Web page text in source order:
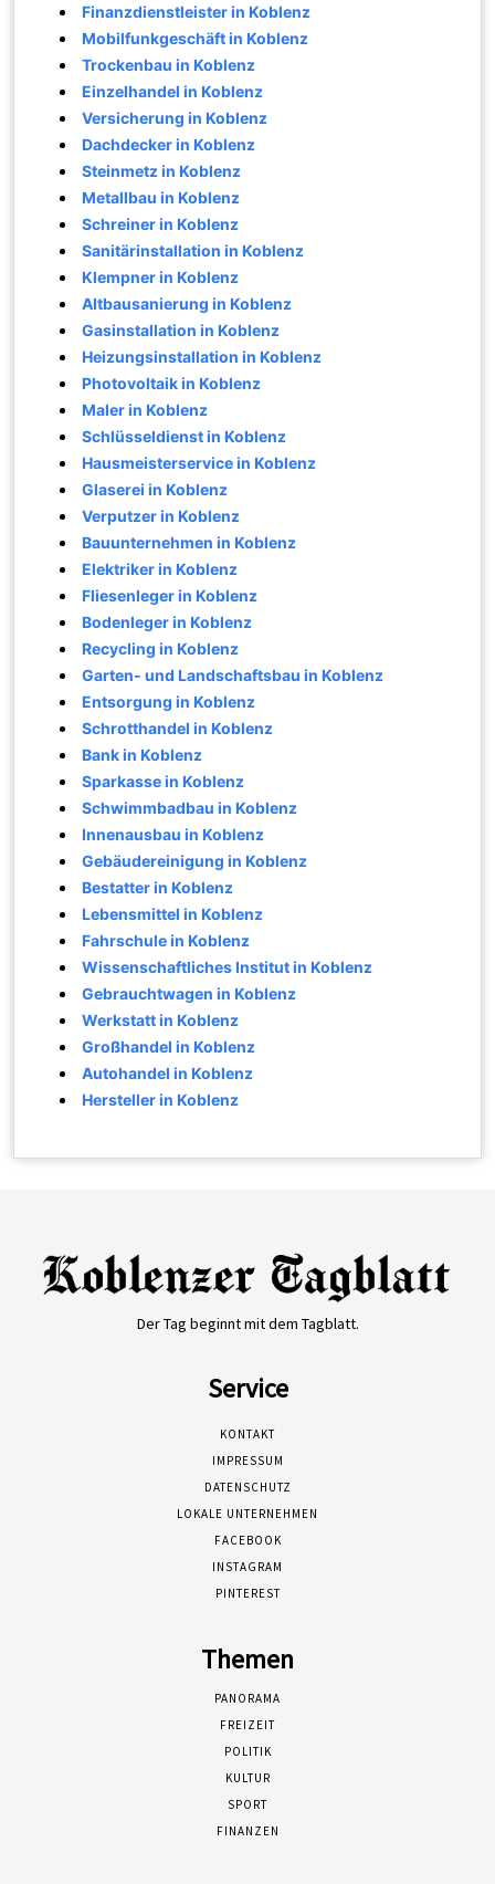
Finanzdienstleister in Koblenz
Mobilfunkgeschäft in Koblenz
Trockenbau in Koblenz
Einzelhandel in Koblenz
Versicherung in Koblenz
Dachdecker in Koblenz
Steinmetz in Koblenz
Metallbau in Koblenz
Schreiner in Koblenz
Sanitärinstallation in Koblenz
Klempner in Koblenz
Altbausanierung in Koblenz
Gasinstallation in Koblenz
Heizungsinstallation in Koblenz
Photovoltaik in Koblenz
Maler in Koblenz
Schlüsseldienst in Koblenz
Hausmeisterservice in Koblenz
Glaserei in Koblenz
Verputzer in Koblenz
Bauunternehmen in Koblenz
Elektriker in Koblenz
Fliesenleger in Koblenz
Bodenleger in Koblenz
Recycling in Koblenz
Garten- und Landschaftsbau in Koblenz
Entsorgung in Koblenz
Schrotthandel in Koblenz
Bank in Koblenz
Sparkasse in Koblenz
Schwimmbadbau in Koblenz
Innenausbau in Koblenz
Gebäudereinigung in Koblenz
Bestatter in Koblenz
Lebensmittel in Koblenz
Fahrschule in Koblenz
Wissenschaftliches Institut in Koblenz
Gebrauchtwagen in Koblenz
Werkstatt in Koblenz
Großhandel in Koblenz
Autohandel in Koblenz
Hersteller in Koblenz
Der Tag beginnt mit dem Tagblatt.
Service
KONTAKT
IMPRESSUM
DATENSCHUTZ
LOKALE UNTERNEHMEN
FACEBOOK
INSTAGRAM
PINTEREST
Themen
PANORAMA
FREIZEIT
POLITIK
KULTUR
SPORT
FINANZEN